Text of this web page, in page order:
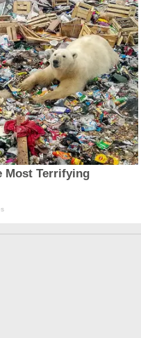
Most Terrifying